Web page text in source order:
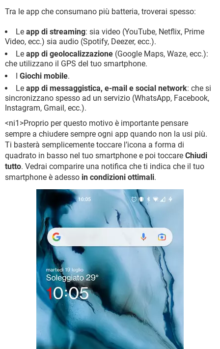
Tra le app che consumano più batteria, troverai spesso:
Le app di streaming: sia video (YouTube, Netflix, Prime
Video, ecc.) sia audio (Spotify, Deezer, ecc.).
Le app di geolocalizzazione (Google Maps, Waze, ecc.):
che utilizzano il GPS del tuo smartphone.
I Giochi mobile.
Le app di messaggistica, e-mail e social network: che si
sincronizzano spesso ad un servizio (WhatsApp, Facebook,
Instagram, Gmail, ecc.).
<ni1>Proprio per questo motivo è importante pensare
sempre a chiudere sempre ogni app quando non la usi più.
Ti basterà semplicemente toccare l’icona a forma di
quadrato in basso nel tuo smartphone e poi toccare Chiudi
tutto. Vedrai comparire una notifica che ti indica che il tuo
smartphone è adesso in condizioni ottimali.